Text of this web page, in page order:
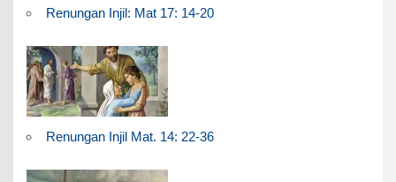
Renungan Injil: Mat 17: 14-20
Renungan Injil Mat. 14: 22-36